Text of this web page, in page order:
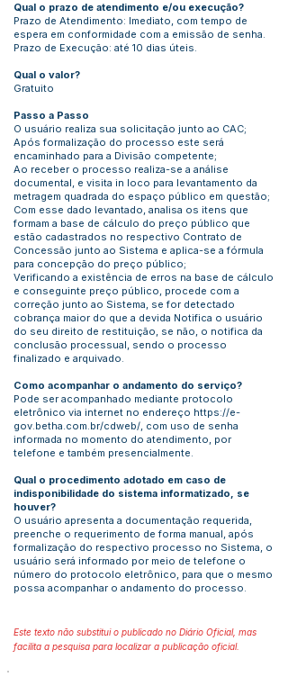
Qual o prazo de atendimento e/ou execução?
Prazo de Atendimento: Imediato, com tempo de
espera em conformidade com a emissão de senha.
Prazo de Execução: até 10 dias úteis.
Qual o valor?
Gratuito
Passo a Passo
O usuário realiza sua solicitação junto ao CAC;
Após formalização do processo este será
encaminhado para a Divisão competente;
Ao receber o processo realiza-se a análise
documental, e visita in loco para levantamento da
metragem quadrada do espaço público em questão;
Com esse dado levantado, analisa os itens que
formam a base de cálculo do preço público que
estão cadastrados no respectivo Contrato de
Concessão junto ao Sistema e aplica-se a fórmula
para concepção do preço público;
Verificando a existência de erros na base de cálculo
e conseguinte preço público, procede com a
correção junto ao Sistema, se for detectado
cobrança maior do que a devida Notifica o usuário
do seu direito de restituição, se não, o notifica da
conclusão processual, sendo o processo
finalizado e arquivado.
Como acompanhar o andamento do serviço?
Pode ser acompanhado mediante protocolo
eletrônico via internet no endereço https://e-
gov.betha.com.br/cdweb/, com uso de senha
informada no momento do atendimento, por
telefone e também presencialmente.
Qual o procedimento adotado em caso de
indisponibilidade do sistema informatizado, se
houver?
O usuário apresenta a documentação requerida,
preenche o requerimento de forma manual, após
formalização do respectivo processo no Sistema, o
usuário será informado por meio de telefone o
número do protocolo eletrônico, para que o mesmo
possa acompanhar o andamento do processo.
Este texto não substitui o publicado no Diário Oficial, mas
facilita a pesquisa para localizar a publicação oficial.